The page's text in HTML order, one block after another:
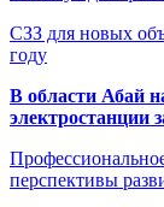
СЗЗ для новых
году
В области Абай
электростанции
перспективы